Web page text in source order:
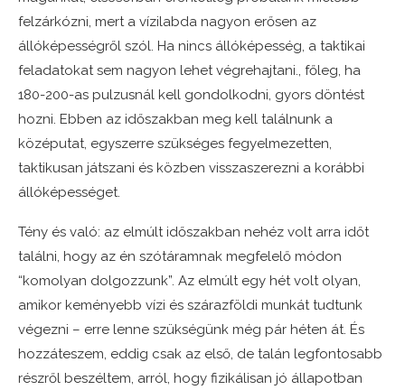
felzárkózni, mert a vízilabda nagyon erősen az
állóképességről szól. Ha nincs állóképesség, a taktikai
feladatokat sem nagyon lehet végrehajtani., főleg, ha
180-200-as pulzusnál kell gondolkodni, gyors döntést
hozni. Ebben az időszakban meg kell találnunk a
középutat, egyszerre szükséges fegyelmezetten,
taktikusan játszani és közben visszaszerezni a korábbi
állóképességet.
Tény és való: az elmúlt időszakban nehéz volt arra időt
találni, hogy az én szótáramnak megfelelő módon
“komolyan dolgozzunk”. Az elmúlt egy hét volt olyan,
amikor keményebb vízi és szárazföldi munkát tudtunk
végezni – erre lenne szükségünk még pár héten át. És
hozzáteszem, eddig csak az első, de talán legfontosabb
részről beszéltem, arról, hogy fizikálisan jó állapotban